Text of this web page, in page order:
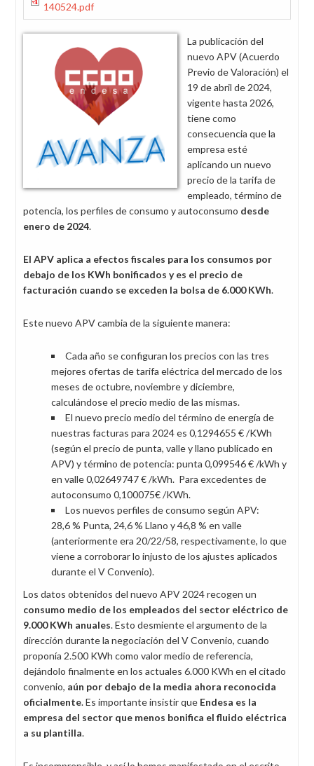
140524.pdf
La publicación del
nuevo APV (Acuerdo
Previo de Valoración) el
19 de abril de 2024,
vigente hasta 2026,
tiene como
consecuencia que la
empresa esté
aplicando un nuevo
precio de la tarifa de
empleado, término de
potencia, los perfiles de consumo y autoconsumo desde
enero de 2024.
El APV aplica a efectos fiscales para los consumos por
debajo de los KWh bonificados y es el precio de
facturación cuando se exceden la bolsa de 6.000 KWh.
Este nuevo APV cambia de la siguiente manera:
Cada año se configuran los precios con las tres
mejores ofertas de tarifa eléctrica del mercado de los
meses de octubre, noviembre y diciembre,
calculándose el precio medio de las mismas.
El nuevo precio medio del término de energía de
nuestras facturas para 2024 es 0,1294655 € /KWh
(según el precio de punta, valle y llano publicado en
APV) y término de potencia: punta 0,099546 € /kWh y
en valle 0,02649747 € /kWh. Para excedentes de
autoconsumo 0,100075€ /KWh.
Los nuevos perfiles de consumo según APV:
28,6 % Punta, 24,6 % Llano y 46,8 % en valle
(anteriormente era 20/22/58, respectivamente, lo que
viene a corroborar lo injusto de los ajustes aplicados
durante el V Convenio).
Los datos obtenidos del nuevo APV 2024 recogen un
consumo medio de los empleados del sector eléctrico de
9.000 KWh anuales. Esto desmiente el argumento de la
dirección durante la negociación del V Convenio, cuando
proponía 2.500 KWh como valor medio de referencia,
dejándolo finalmente en los actuales 6.000 KWh en el citado
convenio, aún por debajo de la media ahora reconocida
oficialmente. Es importante insistir que Endesa es la
empresa del sector que menos bonifica el fluido eléctrica
a su plantilla.